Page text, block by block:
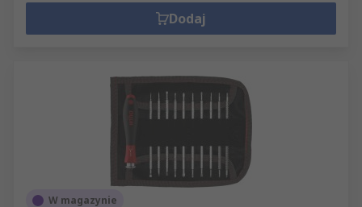
Dodaj
W magazynie